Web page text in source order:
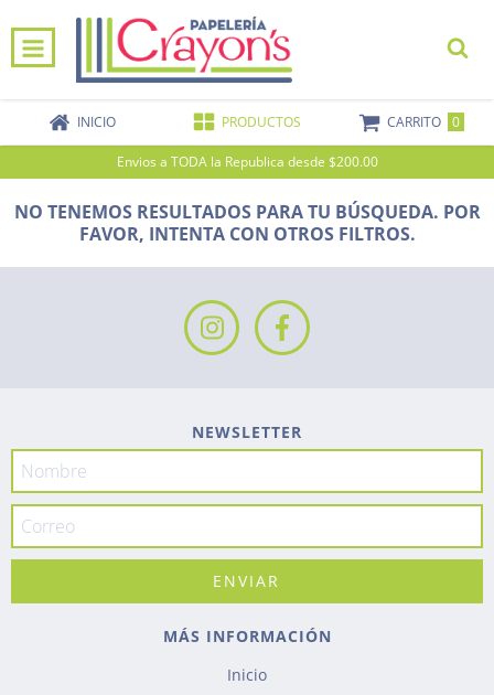
INICIO PRODUCTOS CARRITO 0
Envios a TODA la Republica desde $200.00
NO TENEMOS RESULTADOS PARA TU BÚSQUEDA. POR
FAVOR, INTENTA CON OTROS FILTROS.
NEWSLETTER
MÁS INFORMACIÓN
Inicio